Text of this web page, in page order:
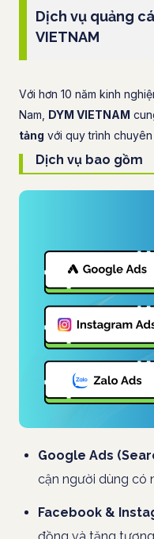
Dịch vụ quảng
VIETNAM
Với hơn 10 năm kinh
Nam, DYM VIETNAM
tảng với quy trình
Dịch vụ bao gồm
Google Ads
cận người dùng có
Facebook &